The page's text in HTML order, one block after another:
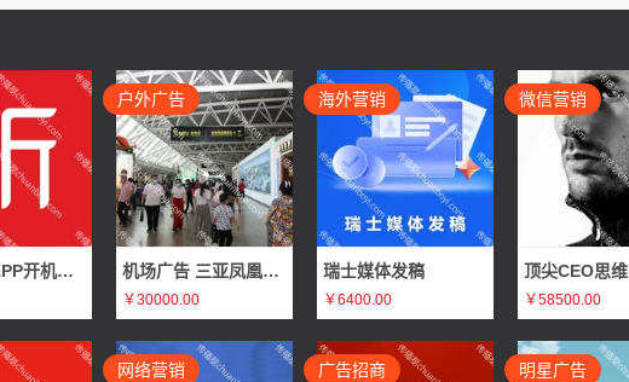
喜马拉雅APP开机屏广告（静态图片 3秒/全屏/非全屏） 机场广告 三亚凤凰国际机场T1国内出发刷屏广告推广
￥30000.00
户外广告
瑞士媒体发稿
￥6400.00
海外营销
顶尖CEO思维
￥58500.00
微信营销
网络营销 广告招商 明星广告